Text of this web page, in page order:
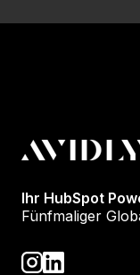
Ihr HubSpot
Fünfmaliger